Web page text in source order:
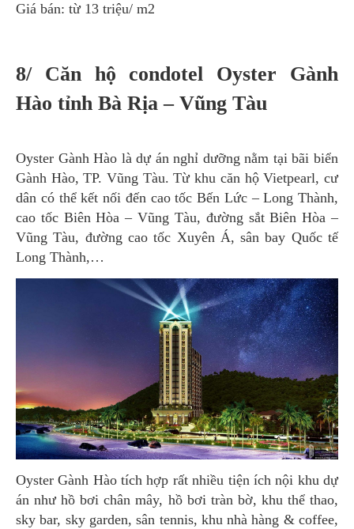
Giá bán: từ 13 triệu/ m2
8/ Căn hộ condotel Oyster Gành
Hào tỉnh Bà Rịa – Vũng Tàu
Oyster Gành Hào là dự án nghỉ dưỡng nằm tại bãi biển
Gành Hào, TP. Vũng Tàu. Từ khu căn hộ Vietpearl, cư
dân có thể kết nối đến cao tốc Bến Lức – Long Thành,
cao tốc Biên Hòa – Vũng Tàu, đường sắt Biên Hòa –
Vũng Tàu, đường cao tốc Xuyên Á, sân bay Quốc tế
Long Thành,…
Oyster Gành Hào tích hợp rất nhiều tiện ích nội khu dự
án như hồ bơi chân mây, hồ bơi tràn bờ, khu thể thao,
sky bar, sky garden, sân tennis, khu nhà hàng & coffee,